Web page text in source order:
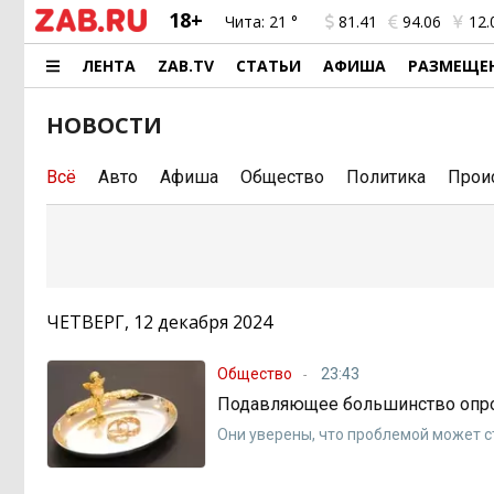
18+ Чита: 21 ° 81.41 94.06
ЛЕНТА ZAB.TV СТАТЬИ АФИША
НОВОСТИ
Всё Авто Афиша Общество Политика
ЧЕТВЕРГ, 12 декабря 2024
Общество 23:43
Подавляющее большинство
Они уверены, что проблемой может